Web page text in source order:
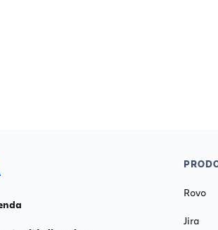
di inventario
gratuito di elenco dei livelli
Rovo
Jira